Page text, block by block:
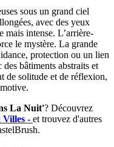
sous un grand ciel
avec des yeux
mais intense. L’arrière-
le mystère. La grande
protection ou un lien
bâtiments abstraits et
de solitude et de réflexion,
La Nuit'? Découvrez
Villes - et trouvez d'autres